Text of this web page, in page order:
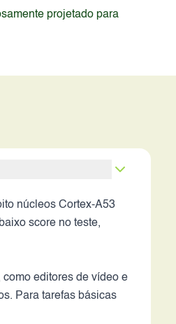
projetado para
núcleos Cortex-A53
score no teste,
editores de vídeo e
Para tarefas básicas